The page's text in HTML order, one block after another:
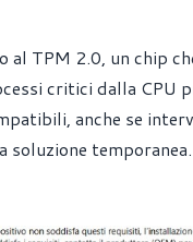
TPM 2.0, un chip
critici dalla CPU
anche se
temporanea.